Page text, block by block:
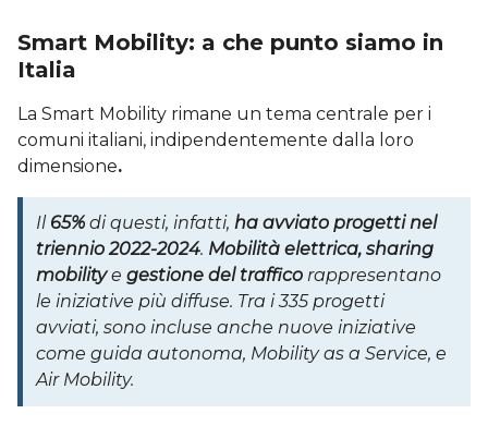
Smart Mobility: a che punto siamo in
Italia
La Smart Mobility rimane un tema centrale per i
comuni italiani, indipendentemente dalla loro
dimensione.
Il 65% di questi, infatti, ha avviato progetti nel
triennio 2022-2024. Mobilità elettrica, sharing
mobilitye gestione del traffico rappresentano
le iniziative più diffuse. Tra i 335 progetti
avviati, sono incluse anche nuove iniziative
come guida autonoma, Mobility as a Service, e
Air Mobility.